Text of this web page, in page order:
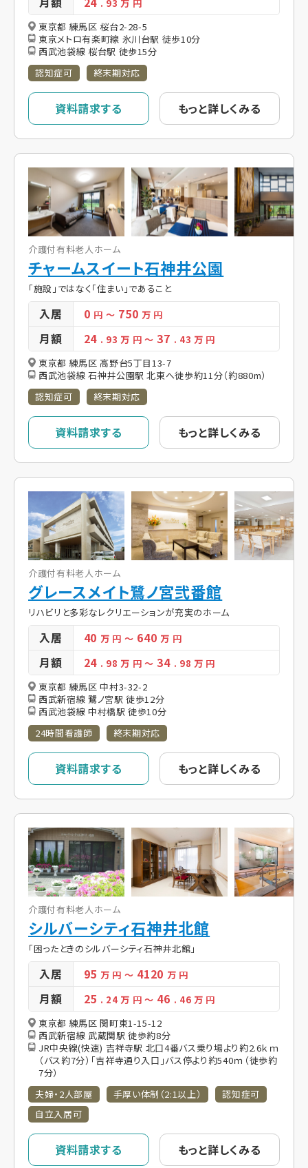
. 93万 円
東京都 練馬区 桜台2-28-5
東京メトロ有楽町線 氷川台駅 徒歩10分
西武池袋線 桜台駅 徒歩15分
認知症可
終末期対応
資料請求する もっと詳しくみる
介護付有料老人ホーム
チャームスイート石神井公園
「施設」ではなく「住まい」であること
入居 0 円 ～ 750万 円
月額 24 . 93万 円 ～ 37 . 43 万 円
東京都 練馬区 高野台5丁目13-7
西武池袋線 石神井公園駅 北東へ徒歩約11分（約880m）
認知症可
終末期対応
資料請求する もっと詳しくみる
介護付有料老人ホーム
グレースメイト鷺ノ宮弐番館
リハビリと多彩なレクリエーションが充実のホーム
入居 40万 円 ～ 640万 円
月額 24 . 98万 円 ～ 34 . 98 万 円
東京都 練馬区 中村3-32-2
西武新宿線 鷺ノ宮駅 徒歩12分
西武池袋線 中村橋駅 徒歩10分
24時間看護師
終末期対応
資料請求する もっと詳しくみる
介護付有料老人ホーム
シルバーシティ石神井北館
「困ったときのシルバーシティ石神井北館」
入居 95万 円 ～ 4120万 円
月額 25 . 24万 円 ～ 46 . 46 万 円
東京都 練馬区 関町東1-15-12
西武新宿線 武蔵関駅 徒歩約8分
JR中央線(快速) 吉祥寺駅 北口4番バス乗り場より約2.6ｋｍ
（バス約7分）「吉祥寺通り入口」バス停より約540ｍ（徒歩約
7分）
夫婦・2人部屋
手厚い体制（2:1以上）
認知症可
自立入居可
資料請求する もっと詳しくみる